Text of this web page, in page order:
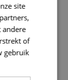
site
andere
of
gebruik